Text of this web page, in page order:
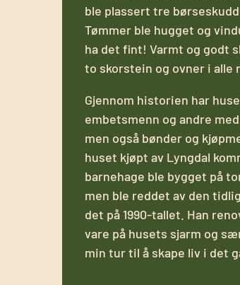
ble plassert tre
Tømmer ble hugget og
ha det fint! Varmt og godt
to skorstein og ovner i alle
Gjennom historien har
embetsmenn og andre
men også bønder og
huset kjøpt av Lyngdal
barnehage ble bygget på
men ble reddet av den
det på 1990-tallet. Han
vare på husets sjarm og
min tur til å skape liv i det